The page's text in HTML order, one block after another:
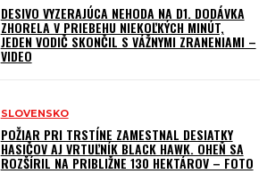
DESIVO VYZERAJÚCA NEHODA NA D1. DODÁVKA
ZHORELA V PRIEBEHU NIEKOĽKÝCH MINÚT,
JEDEN VODIČ SKONČIL S VÁŽNYMI ZRANENIAMI –
VIDEO
SLOVENSKO
POŽIAR PRI TRSTÍNE ZAMESTNAL DESIATKY
HASIČOV AJ VRTUĽNÍK BLACK HAWK. OHEŇ SA
ROZŠÍRIL NA PRIBLIŽNE 130 HEKTÁROV – FOTO